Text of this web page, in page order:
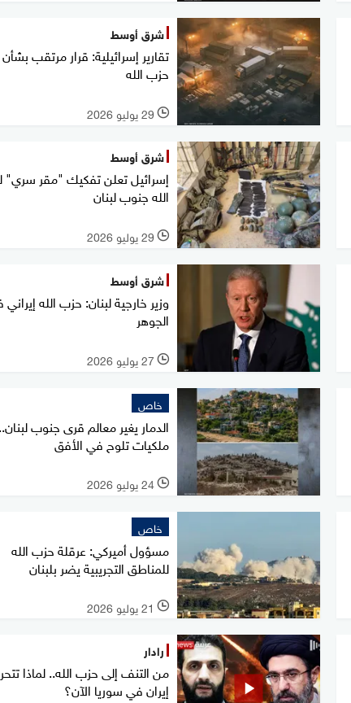
شرق أوسط
تقارير إسرائيلية: قرار مرتقب
حزب الله
l 29 يوليو 2026
شرق أوسط
إسرائيل تعلن تفكيك "مقر سري"
الله جنوب لبنان
l 29 يوليو 2026
شرق أوسط
وزير خارجية لبنان: حزب الله
الجوهر
l 27 يوليو 2026
خاص
الدمار يغير معالم قرى جنوب
ملكيات تلوح في الأفق
l 24 يوليو 2026
خاص
مسؤول أميركي: عرقلة حزب الله
للمناطق التجريبية يضر بلبنان
l 21 يوليو 2026
رادار
من التنف إلى حزب الله.. لماذا
إيران في سوريا الآن؟